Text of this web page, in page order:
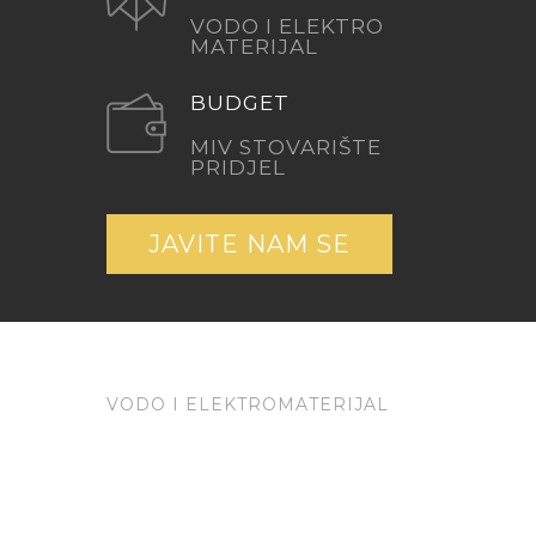
VODO I ELEKTRO
MATERIJAL
BUDGET
MIV STOVARIŠTE
PRIDJEL
JAVITE NAM SE
VODO I ELEKTROMATERIJAL